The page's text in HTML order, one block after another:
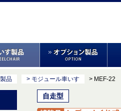
品 > モジュール車いす > MEF-22
自走型